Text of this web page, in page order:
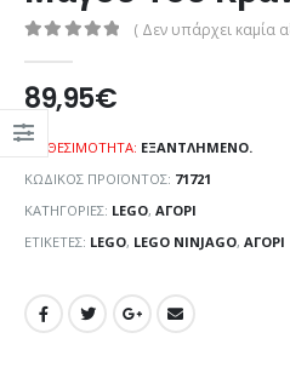
( Δεν υπάρχει καμία
89,95€
ΔΙΑΘΕΣΙΜΌΤΗΤΑ: ΕΞΑΝΤΛΗΜΈΝΟ.
ΚΩΔΙΚΌΣ ΠΡΟΪΌΝΤΟΣ: 71721
ΚΑΤΗΓΟΡΊΕΣ: LEGO, ΑΓΌΡΙ
ΕΤΙΚΈΤΕΣ: LEGO, LEGO NINJAGO, ΑΓΌΡΙ